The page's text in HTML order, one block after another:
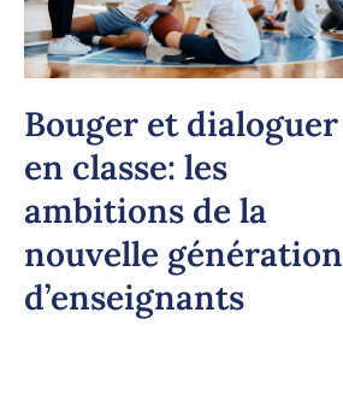
Bouger et dialoguer
en classe: les
ambitions de la
nouvelle génération
d’enseignants